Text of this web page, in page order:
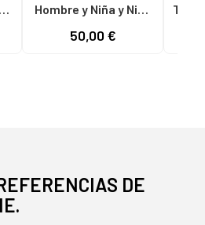
Hombre y Niña y Niño
FUTBOL SALA
50,00 €
DE